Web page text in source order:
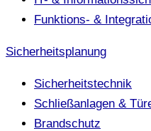
Funktions- &
Sicherheitsplanung
Sicherheitstechnik
Schließanlagen &
Brandschutz